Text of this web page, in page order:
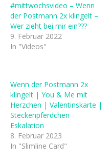
#mittwochsvideo – Wenn
der Postmann 2x klingelt –
Wer zieht bei mir ein???
9. Februar 2022
In "Videos"
Wenn der Postmann 2x
klingelt | You & Me mit
Herzchen | Valentinskarte |
Steckenpferdchen
Eskalation
8. Februar 2023
In "Slimline Card"